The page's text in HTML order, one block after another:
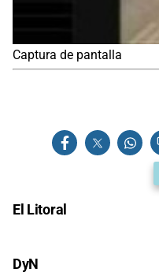
Captura de pantalla
El Litoral
DyN